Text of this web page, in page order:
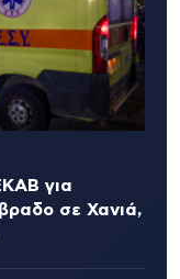
για
σε Χανιά,